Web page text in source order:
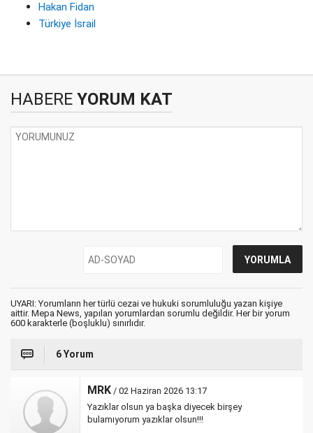
Hakan Fidan
Türkiye İsrail
HABERE YORUM KAT
UYARI: Yorumların her türlü cezai ve hukuki sorumluluğu yazan kişiye
aittir. Mepa News, yapılan yorumlardan sorumlu değildir. Her bir yorum
600 karakterle (boşluklu) sınırlıdır.
6 Yorum
MRK / 02 Haziran 2026 13:17
Yazıklar olsun ya başka diyecek birşey
bulamıyorum yazıklar olsun!!!